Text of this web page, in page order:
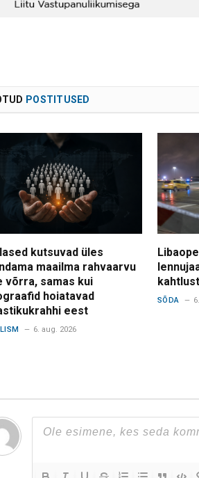
POSTITUSED
kutsuvad üles
maailma rahvaarvu
võrra, samas kui
hoiatavad
eest
6. aug. 2026
SÕDA